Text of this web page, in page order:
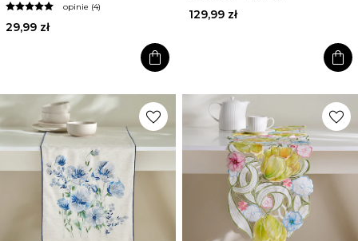
opinie (4)
29,99 zł
shopping_bag
129,99 zł
shopping_bag
favorite favorite